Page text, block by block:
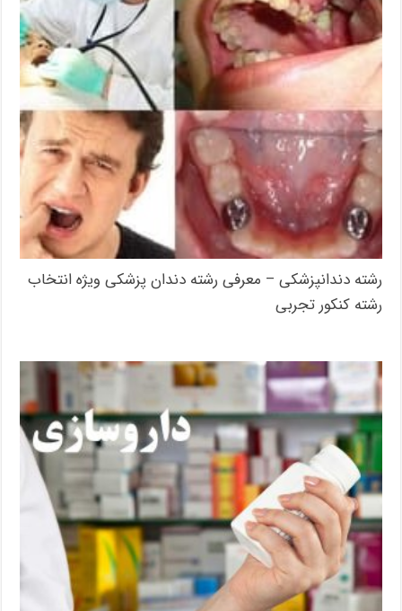
رشته دندانپزشکی – معرفی رشته دندان پزشکی ویژه انتخاب
رشته کنکور تجربی